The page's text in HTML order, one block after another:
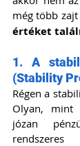
még több
értéket
1. A
(Stability
Régen a
Olyan, mint
józan